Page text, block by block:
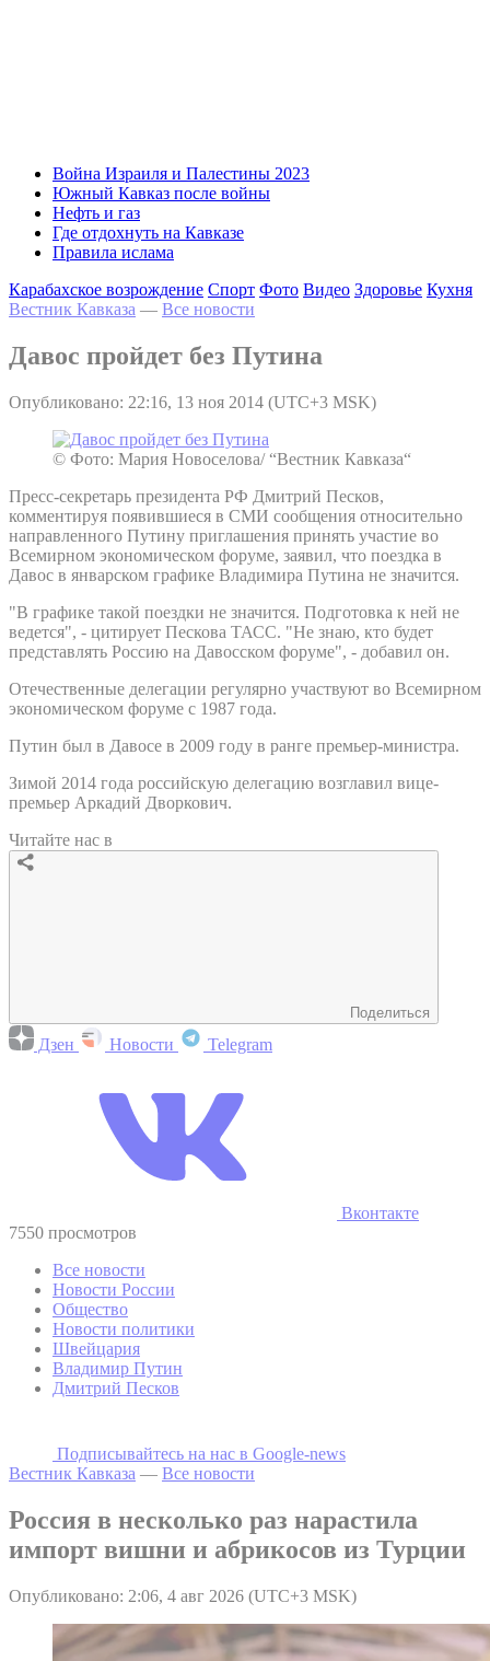
Война Израиля и Палестины 2023
Южный Кавказ после войны
Нефть и газ
Где отдохнуть на Кавказе
Правила ислама
Карабахское возрождение Спорт Фото Видео Здоровье Кухня
Вестник Кавказа — Все новости
Давос пройдет без Путина
Опубликовано: 22:16, 13 ноя 2014 (UTC+3 MSK)
© Фото: Мария Новоселова/ “Вестник Кавказа“
Пресс-секретарь президента РФ Дмитрий Песков,
комментируя появившиеся в СМИ сообщения относительно
направленного Путину приглашения принять участие во
Всемирном экономическом форуме, заявил, что поездка в
Давос в январском графике Владимира Путина не значится.
"В графике такой поездки не значится. Подготовка к ней не
ведется", - цитирует Пескова ТАСС. "Не знаю, кто будет
представлять Россию на Давосском форуме", - добавил он.
Отечественные делегации регулярно участвуют во Всемирном
экономическом форуме с 1987 года.
Путин был в Давосе в 2009 году в ранге премьер-министра.
Зимой 2014 года российскую делегацию возглавил вице-
премьер Аркадий Дворкович.
Читайте нас в
Поделиться
Дзен Новости Telegram
Вконтакте
7550 просмотров
Все новости
Новости России
Общество
Новости политики
Швейцария
Владимир Путин
Дмитрий Песков
Подписывайтесь на наc в Google-news
Вестник Кавказа — Все новости
Россия в несколько раз нарастила
импорт вишни и абрикосов из Турции
Опубликовано: 2:06, 4 авг 2026 (UTC+3 MSK)